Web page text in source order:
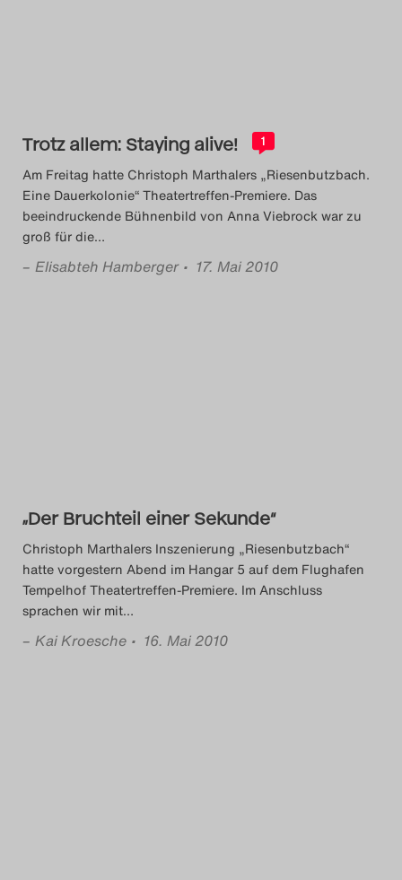
Das Theatertreffen-Blog
2015
Das Theatertreffen-Blog
2016
Das Theatertreffen-Blog
Das Theatertreffen-Blog
2019
Das Theatertreffen-Blog
2020
Trotz allem: Staying alive! 1
Am Freitag hatte Christoph Marthalers „Riesenbutzbach.
Eine Dauerkolonie“ Theatertreffen-Premiere. Das
beeindruckende Bühnenbild von Anna Viebrock war zu
groß für die…
– Elisabteh Hamberger • 17. Mai 2010
„Der Bruchteil einer Sekunde“
Christoph Marthalers Inszenierung „Riesenbutzbach“
hatte vorgestern Abend im Hangar 5 auf dem Flughafen
Tempelhof Theatertreffen-Premiere. Im Anschluss
sprachen wir mit…
– Kai Kroesche • 16. Mai 2010